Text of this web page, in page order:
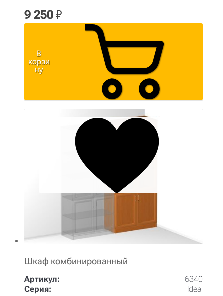
9 250₽
В
корзи
ну
Шкаф комбинированный
Артикул:
6340
Серия:
Ideal